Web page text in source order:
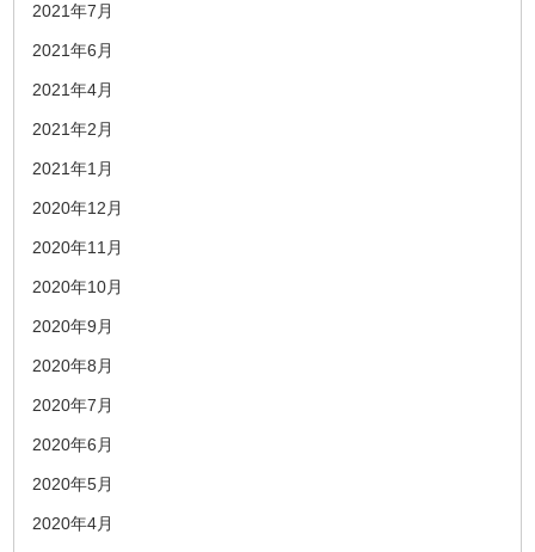
2021年7月
2021年6月
2021年4月
2021年2月
2021年1月
2020年12月
2020年11月
2020年10月
2020年9月
2020年8月
2020年7月
2020年6月
2020年5月
2020年4月